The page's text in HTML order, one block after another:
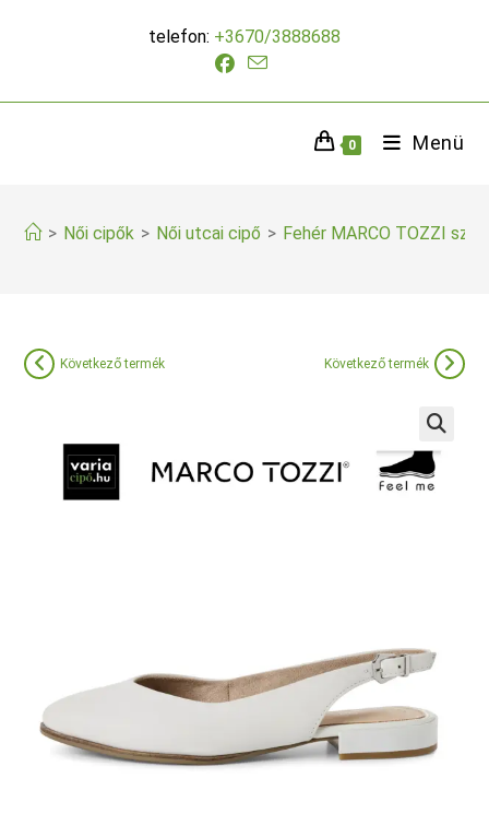
telefon: +3670/3888688
0 Menü
> Női cipők > Női utcai cipő > Fehér MARCO TOZZI
Következő termék Következő termék
🔍